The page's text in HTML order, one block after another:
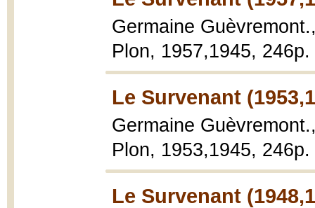
Germaine
Plon, 1957,1945,
Le Survenant
Germaine
Plon, 1953,1945,
Le Survenant